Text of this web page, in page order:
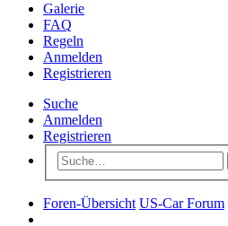
Galerie
FAQ
Regeln
Anmelden
Registrieren
Suche
Anmelden
Registrieren
Foren-Übersicht US-Car Forum